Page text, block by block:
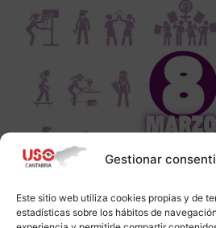
Gestionar
Este sitio web utiliza cookies propias y de
estadísticas sobre los hábitos de